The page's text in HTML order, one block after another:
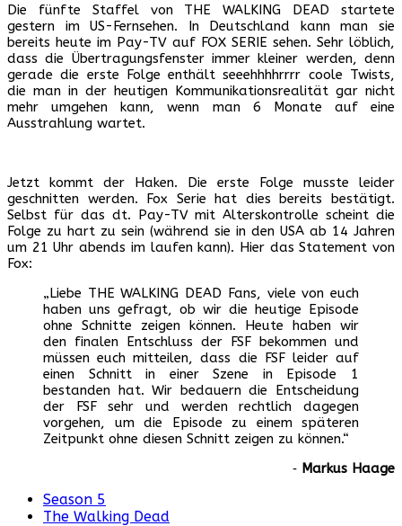
Die fünfte Staffel von THE WALKING DEAD startete
gestern im US-Fernsehen. In Deutschland kann man sie
bereits heute im Pay-TV auf FOX SERIE sehen. Sehr löblich,
dass die Übertragungsfenster immer kleiner werden, denn
gerade die erste Folge enthält seeehhhhrrrr coole Twists,
die man in der heutigen Kommunikationsrealität gar nicht
mehr umgehen kann, wenn man 6 Monate auf eine
Ausstrahlung wartet.
Jetzt kommt der Haken. Die erste Folge musste leider
geschnitten werden. Fox Serie hat dies bereits bestätigt.
Selbst für das dt. Pay-TV mit Alterskontrolle scheint die
Folge zu hart zu sein (während sie in den USA ab 14 Jahren
um 21 Uhr abends im laufen kann). Hier das Statement von
Fox:
„Liebe THE WALKING DEAD Fans, viele von euch
haben uns gefragt, ob wir die heutige Episode
ohne Schnitte zeigen können. Heute haben wir
den finalen Entschluss der FSF bekommen und
müssen euch mitteilen, dass die FSF leider auf
einen Schnitt in einer Szene in Episode 1
bestanden hat. Wir bedauern die Entscheidung
der FSF sehr und werden rechtlich dagegen
vorgehen, um die Episode zu einem späteren
Zeitpunkt ohne diesen Schnitt zeigen zu können.“
‐ Markus Haage
Season 5
The Walking Dead